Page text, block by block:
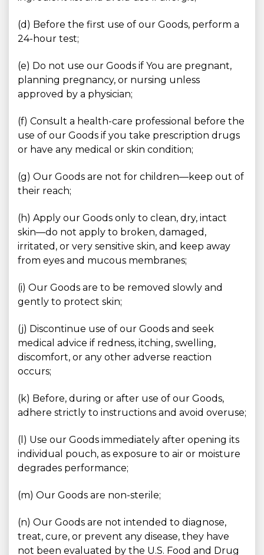
(d) Before the first use of our Goods, perform a
24-hour test;
(e) Do not use our Goods if You are pregnant,
planning pregnancy, or nursing unless
approved by a physician;
(f) Consult a health-care professional before the
use of our Goods if you take prescription drugs
or have any medical or skin condition;
(g) Our Goods are not for children—keep out of
their reach;
(h) Apply our Goods only to clean, dry, intact
skin—do not apply to broken, damaged,
irritated, or very sensitive skin, and keep away
from eyes and mucous membranes;
(i) Our Goods are to be removed slowly and
gently to protect skin;
(j) Discontinue use of our Goods and seek
medical advice if redness, itching, swelling,
discomfort, or any other adverse reaction
occurs;
(k) Before, during or after use of our Goods,
adhere strictly to instructions and avoid overuse;
(l) Use our Goods immediately after opening its
individual pouch, as exposure to air or moisture
degrades performance;
(m) Our Goods are non-sterile;
(n) Our Goods are not intended to diagnose,
treat, cure, or prevent any disease, they have
not been evaluated by the U.S. Food and Drug